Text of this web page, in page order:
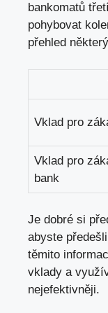
bankomatů
pohybovat
přehled
Vklad pro
Vklad pro
bank
Je dobré si
abyste
těmito
vklady a
nejefektivněji.